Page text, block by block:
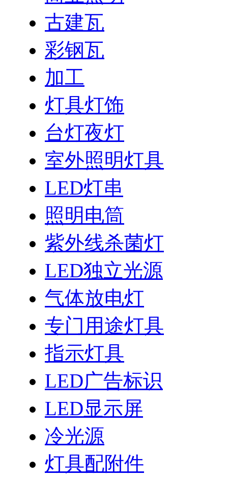
古建瓦
彩钢瓦
加工
灯具灯饰
台灯夜灯
室外照明灯具
LED灯串
照明电筒
紫外线杀菌灯
LED独立光源
气体放电灯
专门用途灯具
指示灯具
LED广告标识
LED显示屏
冷光源
灯具配附件